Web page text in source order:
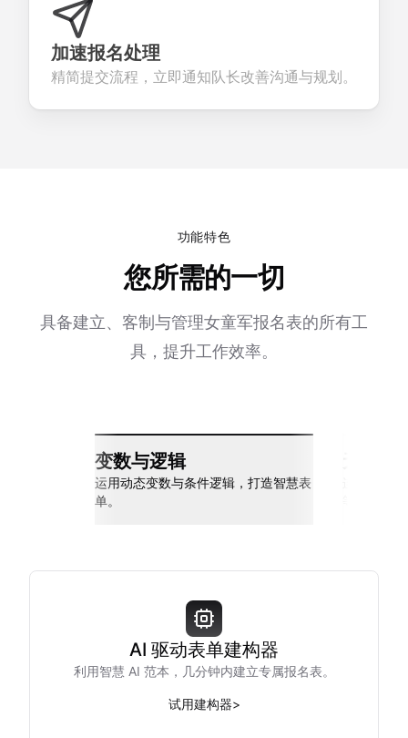
加速报名处理
精简提交流程，立即通知队长改善沟通与规划。
功能特色
您所需的一切
具备建立、客制与管理女童军报名表的所有工
具，提升工作效率。
变数与逻辑
运用动态变数与条件逻辑，打造智慧表
单。
AI 驱动表单建构器
利用智慧 AI 范本，几分钟内建立专属报名表。
试用建构器>